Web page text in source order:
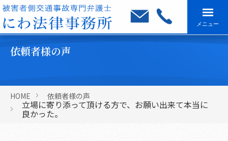
メニュー
依頼者様の声
HOME 依頼者様の声
立場に寄り添って頂ける方で、お願い出来て本当に
良かった。